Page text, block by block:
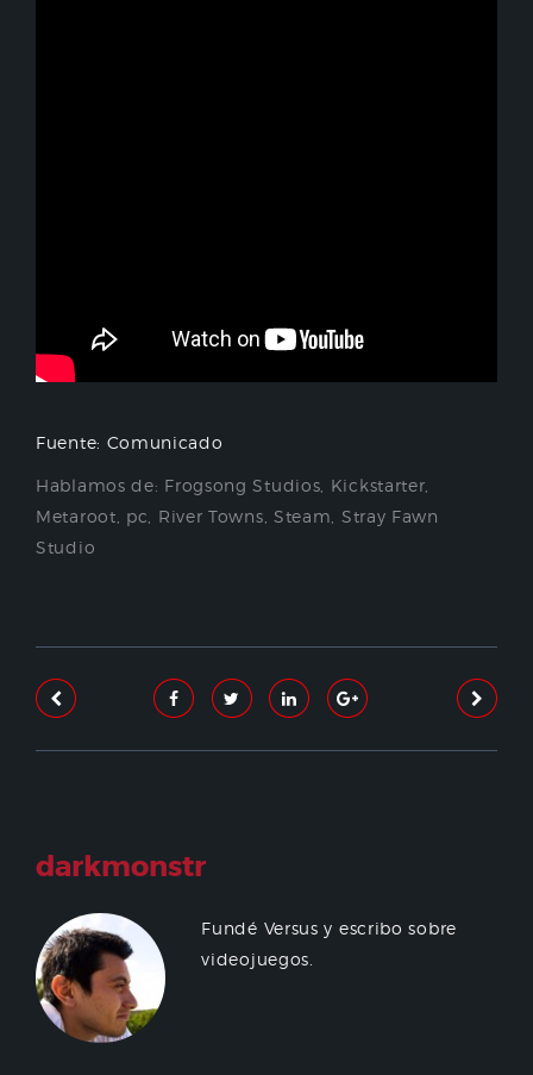
Fuente: Comunicado
Hablamos de: Frogsong Studios Kickstarter
Metaroot pc River Towns Steam Stray Fawn
Studio
darkmonstr
Fundé Versus y escribo sobre
videojuegos.